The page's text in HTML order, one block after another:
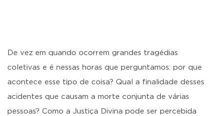
De vez em quando ocorrem grandes tragédias
coletivas e é nessas horas que perguntamos: por que
acontece esse tipo de coisa? Qual a finalidade desses
acidentes que causam a morte conjunta de várias
pessoas? Como a Justiça Divina pode ser percebida